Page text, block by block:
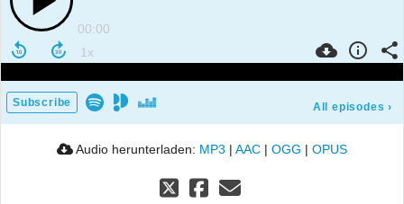
00:00
Subscribe All episodes ›
Audio herunterladen: MP3 | AAC | OGG | OPUS